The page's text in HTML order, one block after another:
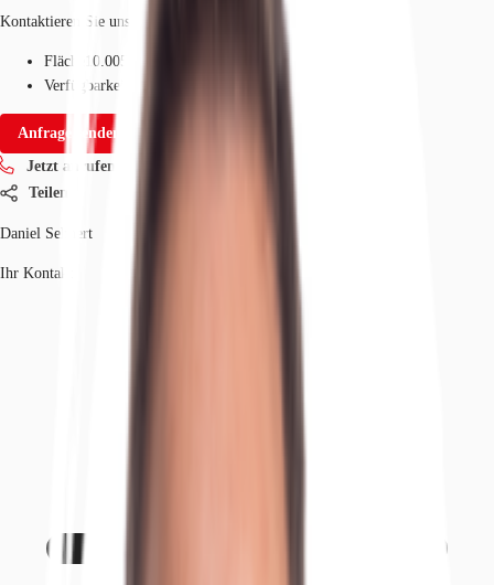
Kontaktieren Sie uns für den Preis
Fläche
10.005 - 20.009 m²
Verfügbarkeit
Anfrage senden
Jetzt anrufen
Teilen
Daniel Sehnert
Ihr Kontakt